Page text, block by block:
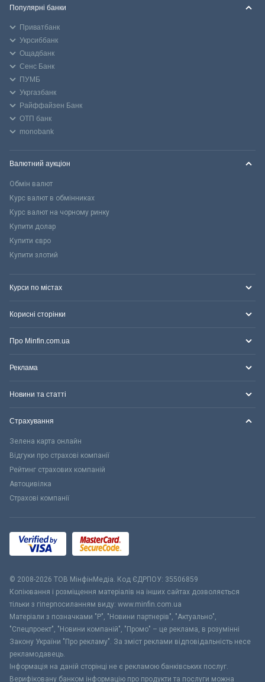
Популярні банки
Приватбанк
Укрсиббанк
Ощадбанк
Сенс Банк
ПУМБ
Укргазбанк
Райффайзен Банк
ОТП банк
monobank
Валютний аукціон
Обмін валют
Курс валют в обмінниках
Курс валют на чорному ринку
Купити долар
Купити євро
Купити злотий
Курси по містах
Корисні сторінки
Про Minfin.com.ua
Реклама
Новини та статті
Страхування
Зелена карта онлайн
Відгуки про страхові компанії
Рейтинг страхових компаній
Автоцивілка
Страхові компанії
© 2008-2026 ТОВ МiнфiнМедiа. Код ЄДРПОУ: 35506859
Копіювання і розміщення матеріалів на інших сайтах дозволяється
тільки з гіперпосиланням виду: www.minfin.com.ua
Матеріали з позначками "Р", "Новини партнерів", "Актуально",
"Спецпроект", "Новини компаній", "Промо" – це реклама, в розумінні
Закону України "Про рекламу". За зміст реклами відповідальність несе
рекламодавець.
Інформація на даній сторінці не є рекламою банківських послуг.
Верифіковану банком інформацію про продукти та послуги можна